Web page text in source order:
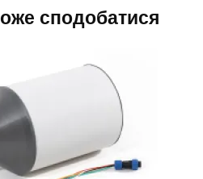
сподобатися